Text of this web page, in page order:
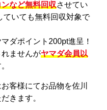
など無料回収させてい
ていても無料回収対象で
ダポイント200pt進呈！
ませんがヤマダ会員以
客様にてお品物を佐川
きます。